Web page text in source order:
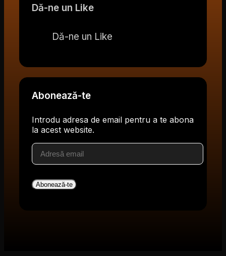
Dă-ne un Like
Dă-ne un Like
Abonează-te
Introdu adresa de email pentru a te abona
la acest website.
Adresă
email
Abonează-te